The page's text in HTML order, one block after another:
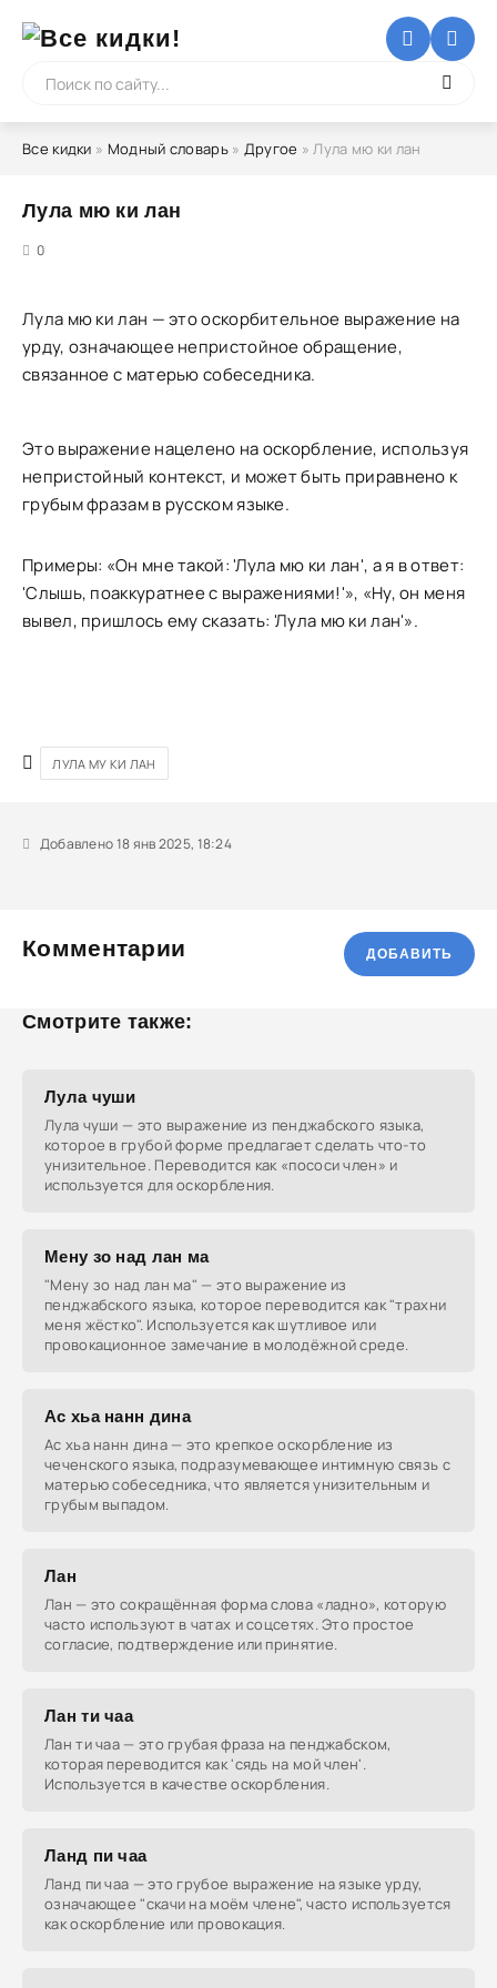
Все кидки » Модный словарь» Другое » Лула мю ки лан
Лула мю ки лан
0
Лула мю ки лан — это оскорбительное выражение на
урду, означающее непристойное обращение,
связанное с матерью собеседника.
Это выражение нацелено на оскорбление, используя
непристойный контекст, и может быть приравнено к
грубым фразам в русском языке.
Примеры: «Он мне такой: 'Лула мю ки лан', а я в ответ:
'Слышь, поаккуратнее с выражениями!'», «Ну, он меня
вывел, пришлось ему сказать: 'Лула мю ки лан'».
ЛУЛА МУ КИ ЛАН
Добавлено 18 янв 2025, 18:24
Комментарии ДОБАВИТЬ
Смотрите также:
Лула чуши
Лула чуши — это выражение из пенджабского языка,
которое в грубой форме предлагает сделать что-то
унизительное. Переводится как «пососи член» и
используется для оскорбления.
Мену зо над лан ма
"Мену зо над лан ма" — это выражение из
пенджабского языка, которое переводится как "трахни
меня жёстко". Используется как шутливое или
провокационное замечание в молодёжной среде.
Ас хьа нанн дина
Ас хьа нанн дина — это крепкое оскорбление из
чеченского языка, подразумевающее интимную связь с
матерью собеседника, что является унизительным и
грубым выпадом.
Лан
Лан — это сокращённая форма слова «ладно», которую
часто используют в чатах и соцсетях. Это простое
согласие, подтверждение или принятие.
Лан ти чаа
Лан ти чаа — это грубая фраза на пенджабском,
которая переводится как 'сядь на мой член'.
Используется в качестве оскорбления.
Ланд пи чаа
Ланд пи чаа — это грубое выражение на языке урду,
означающее "скачи на моём члене", часто используется
как оскорбление или провокация.